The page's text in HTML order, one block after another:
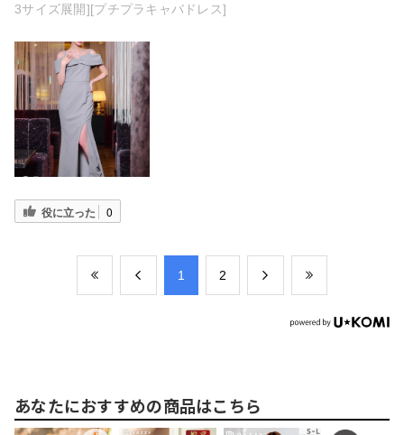
3サイズ展開][プチプラキャバドレス]
役に立った 0
​1 ​2
あなたにおすすめの商品はこちら